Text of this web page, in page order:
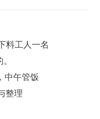
料工人一名
午管饭
整理